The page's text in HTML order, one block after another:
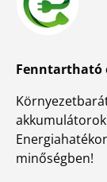
Fenntartható
minőségben!